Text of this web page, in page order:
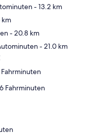
- 13.2 km
km
- 20.8 km
- 21.0 km
Fahrminuten
Fahrminuten